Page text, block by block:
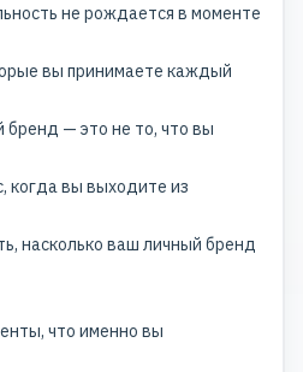
не рождается в моменте
вы принимаете каждый
— это не то, что вы
когда вы выходите из
насколько ваш личный бренд
что именно вы